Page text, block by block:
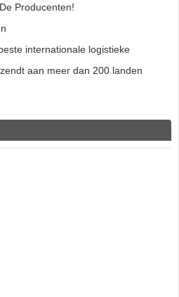
Producenten!
internationale logistieke
aan meer dan 200 landen